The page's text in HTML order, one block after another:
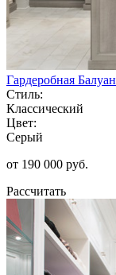
Гардеробная Балуан
Стиль:
Классический
Цвет:
Серый
от 190 000 руб.
Рассчитать